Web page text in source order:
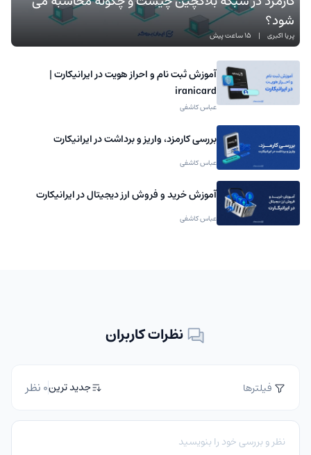
شود؟
پریا اکبری | 15 ساعت پیش
آموزش ثبت نام و احراز هویت در ایرانیکارت |
iranicard
عباس کاشفی
بررسی کارمزد، واریز و برداشت در ایرانیکارت
عباس کاشفی
آموزش خرید و فروش ارز دیجیتال در ایرانیکارت
عباس کاشفی
نظرات کاربران
فیلترها جدید ترین0 نظر